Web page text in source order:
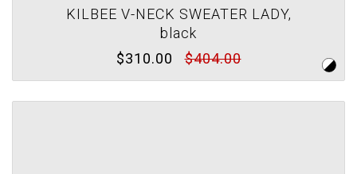
KILBEE V-NECK SWEATER LADY,
black
$310.00
$404.00